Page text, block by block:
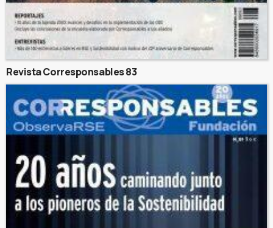
Revista Corresponsables 83